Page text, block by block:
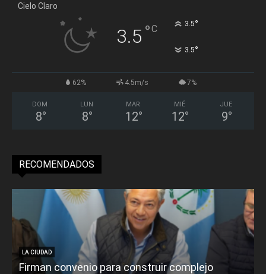
Cielo Claro
3.5 °C 3.5°
3.5°
62% 4.5m/s 7%
DOM
8°
LUN
8°
MAR
12°
MIÉ
12°
JUE
9°
RECOMENDADOS
LA CIUDAD
Firman convenio para construir complejo